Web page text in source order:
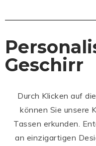
Geschirr
Durch Klicken auf
können Sie unsere
Tassen erkunden.
an einzigartigen